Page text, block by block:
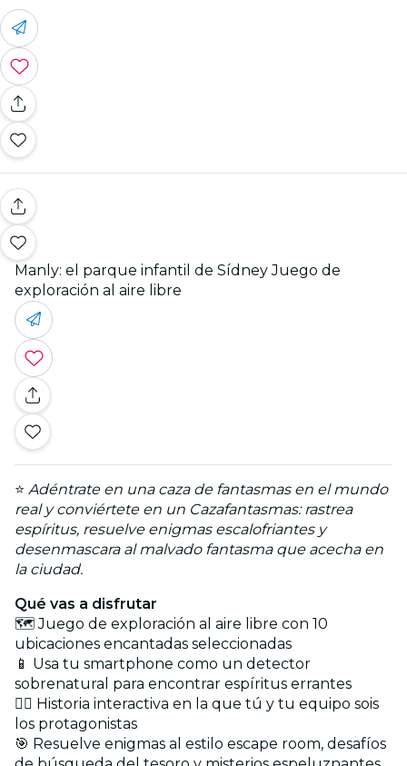
Manly: el parque infantil de Sídney Juego de
exploración al aire libre
⭐ Adéntrate en una caza de fantasmas en el mundo
real y conviértete en un Cazafantasmas: rastrea
espíritus, resuelve enigmas escalofriantes y
desenmascara al malvado fantasma que acecha en
la ciudad.
Qué vas a disfrutar
🗺️ Juego de exploración al aire libre con 10
ubicaciones encantadas seleccionadas
📱 Usa tu smartphone como un detector
sobrenatural para encontrar espíritus errantes
🕵️‍♀️ Historia interactiva en la que tú y tu equipo sois
los protagonistas
🎯 Resuelve enigmas al estilo escape room, desafíos